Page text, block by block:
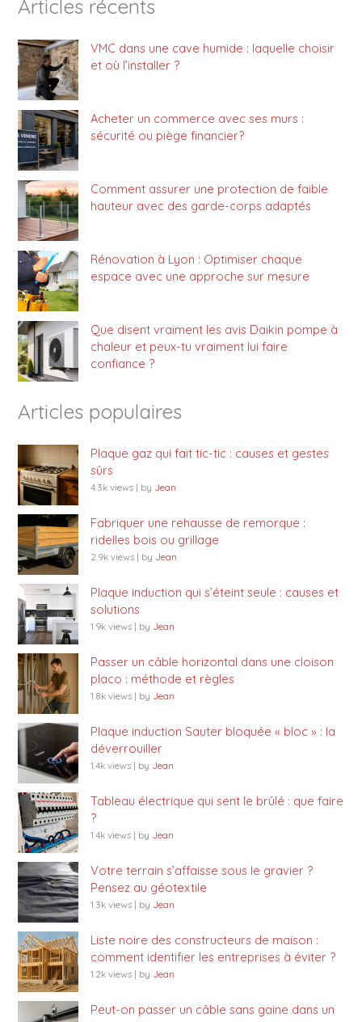
Articles récents
VMC dans une cave humide : laquelle choisir
et où l’installer ?
Acheter un commerce avec ses murs :
sécurité ou piège financier?
Comment assurer une protection de faible
hauteur avec des garde-corps adaptés
Rénovation à Lyon : Optimiser chaque
espace avec une approche sur mesure
Que disent vraiment les avis Daikin pompe à
chaleur et peux-tu vraiment lui faire
confiance ?
Articles populaires
Plaque gaz qui fait tic-tic : causes et gestes
sûrs
4.3k views | by Jean
Fabriquer une rehausse de remorque :
ridelles bois ou grillage
2.9k views | by Jean
Plaque induction qui s’éteint seule : causes et
solutions
1.9k views | by Jean
Passer un câble horizontal dans une cloison
placo : méthode et règles
1.8k views | by Jean
Plaque induction Sauter bloquée « bloc » : la
déverrouiller
1.4k views | by Jean
Tableau électrique qui sent le brûlé : que faire
?
1.4k views | by Jean
Votre terrain s’affaisse sous le gravier ?
Pensez au géotextile
1.3k views | by Jean
Liste noire des constructeurs de maison :
comment identifier les entreprises à éviter ?
1.2k views | by Jean
Peut-on passer un câble sans gaine dans un